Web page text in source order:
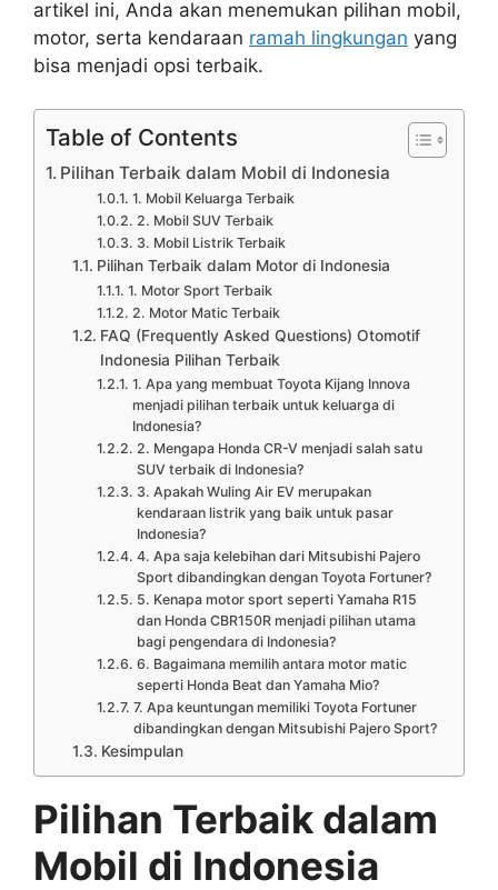
artikel ini, Anda akan menemukan pilihan mobil,
motor, serta kendaraan ramah lingkungan yang
bisa menjadi opsi terbaik.
Table of Contents
Pilihan Terbaik dalam Mobil di Indonesia
1. Mobil Keluarga Terbaik
2. Mobil SUV Terbaik
3. Mobil Listrik Terbaik
Pilihan Terbaik dalam Motor di Indonesia
1. Motor Sport Terbaik
2. Motor Matic Terbaik
FAQ (Frequently Asked Questions) Otomotif
Indonesia Pilihan Terbaik
1. Apa yang membuat Toyota Kijang Innova
menjadi pilihan terbaik untuk keluarga di
Indonesia?
2. Mengapa Honda CR-V menjadi salah satu
SUV terbaik di Indonesia?
3. Apakah Wuling Air EV merupakan
kendaraan listrik yang baik untuk pasar
Indonesia?
4. Apa saja kelebihan dari Mitsubishi Pajero
Sport dibandingkan dengan Toyota Fortuner?
5. Kenapa motor sport seperti Yamaha R15
dan Honda CBR150R menjadi pilihan utama
bagi pengendara di Indonesia?
6. Bagaimana memilih antara motor matic
seperti Honda Beat dan Yamaha Mio?
7. Apa keuntungan memiliki Toyota Fortuner
dibandingkan dengan Mitsubishi Pajero Sport?
Kesimpulan
Pilihan Terbaik dalam
Mobil di Indonesia